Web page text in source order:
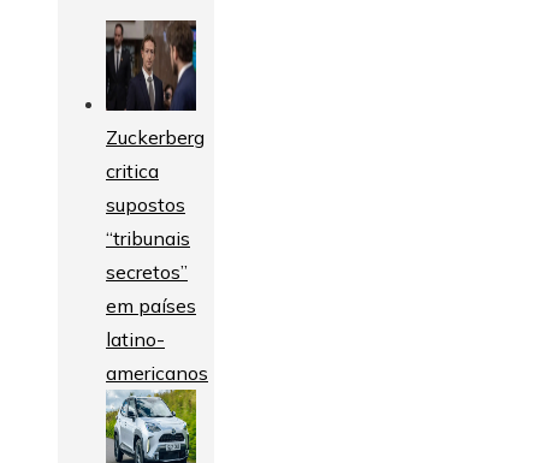
Zuckerberg
critica
supostos
“tribunais
secretos”
em países
latino-
americanos